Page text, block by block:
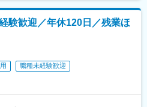
験歓迎／年休120日／残業ほ
職種未経験歓迎